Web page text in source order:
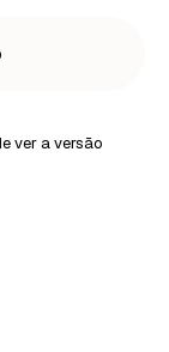
ver a versão